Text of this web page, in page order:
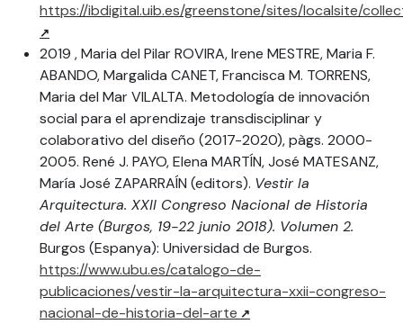
https://ibdigital.uib.es/greenstone/sites/localsite/
2019 , Maria del Pilar ROVIRA, Irene MESTRE, Maria F.
ABANDO, Margalida CANET, Francisca M. TORRENS,
Maria del Mar VILALTA. Metodología de innovación
social para el aprendizaje transdisciplinar y
colaborativo del diseño (2017-2020), pàgs. 2000-
2005. René J. PAYO, Elena MARTÍN, José MATESANZ,
María José ZAPARRAÍN (editors). Vestir la
Arquitectura. XXII Congreso Nacional de Historia
del Arte (Burgos, 19-22 junio 2018). Volumen 2.
Burgos (Espanya): Universidad de Burgos.
https://www.ubu.es/catalogo-de-
publicaciones/vestir-la-arquitectura-xxii-congreso-
nacional-de-historia-del-arte